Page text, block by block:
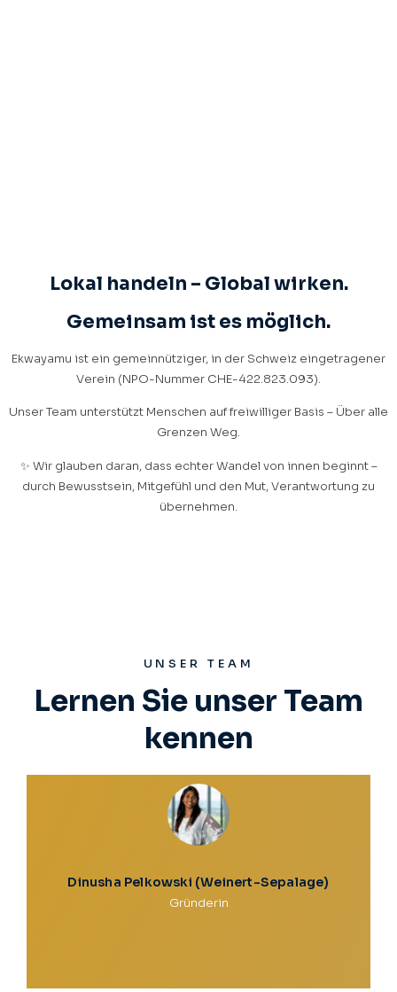
Lokal handeln – Global wirken.
Gemeinsam ist es möglich.
Ekwayamu ist ein gemeinnütziger, in der Schweiz eingetragener
Verein (NPO-Nummer CHE-422.823.093).
Unser Team unterstützt Menschen auf freiwilliger Basis – Über alle
Grenzen Weg.
✨ Wir glauben daran, dass echter Wandel von innen beginnt –
durch Bewusstsein, Mitgefühl und den Mut, Verantwortung zu
übernehmen.
UNSER TEAM
Lernen Sie unser Team
kennen
Dinusha Pelkowski (Weinert-Sepalage)
Gründerin